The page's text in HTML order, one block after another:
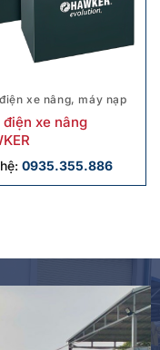
xe nâng, máy nạp
điện xe nâng
0935.355.886